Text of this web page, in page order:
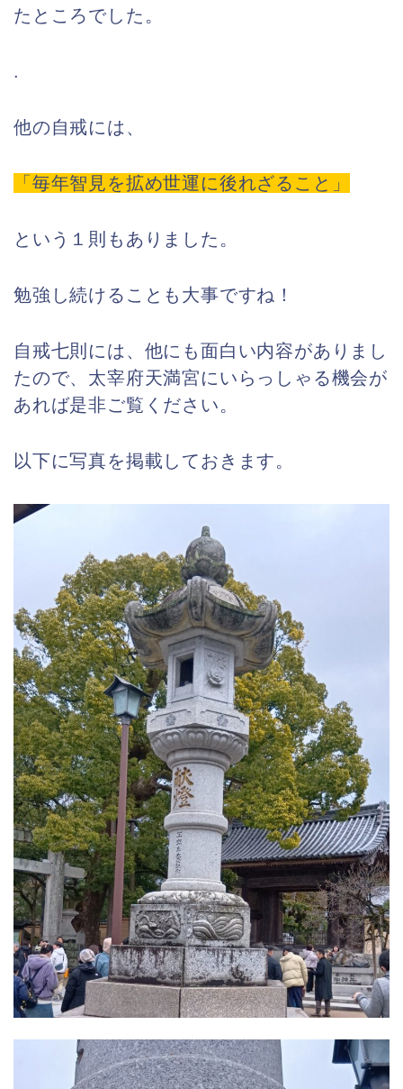
たところでした。
.
他の自戒には、
「毎年智見を拡め世運に後れざること」
という１則もありました。
勉強し続けることも大事ですね！
自戒七則には、他にも面白い内容がありまし
たので、太宰府天満宮にいらっしゃる機会が
あれば是非ご覧ください。
以下に写真を掲載しておきます。